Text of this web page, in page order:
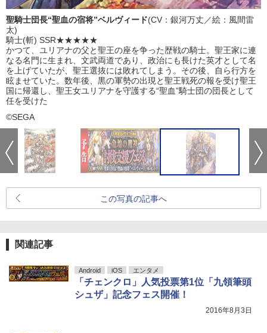
聖騎士団長“聖血の宿将”ベルヴィード(CV：銀河万丈／絵：風間雷
太)
騎士(斬) SSR★★★★★
かつて、ユリアナの父と聖王の座を争った歴戦の騎士。聖王家に連
なる名門に生まれ、文武両道であり、政治にも長けた英才として名
を上げていたが、聖王選抜には敗れてしまう。その後、自ら行方を
眩ませていた。数年後、黒の軍勢の出現と聖王戦死の報を受け聖王
国に帰還し、聖王女ユリアナを守護する“聖血”騎士団の団長として
任を受けた
©SEGA
この写真の記事へ
関連記事
Android iOS エンタメ
「チェンクロ」人気投票第1位「九領筆頭
シュザ」記念フェス開催！
2016年8月3日